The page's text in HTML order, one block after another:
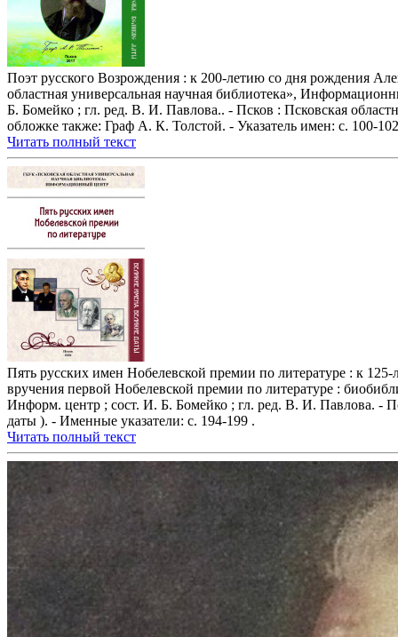
Поэт русского Возрождения : к 200-летию со дня рождения
областная универсальная научная библиотека»,
Б. Бомейко ; гл. ред. В. И. Павлова.. - Псков : Псковская
обложке также: Граф А. К. Толстой. - Указатель имен: с. 100-
Читать полный текст
Пять русских имен Нобелевской премии по литературе : к
вручения первой Нобелевской премии по литературе :
Информ. центр ; сост. И. Б. Бомейко ; гл. ред. В. И. Павлова. -
даты ). - Именные указатели: с. 194-199 .
Читать полный текст